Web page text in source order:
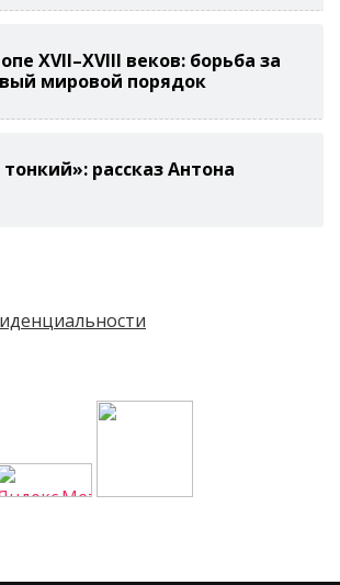
XVII–XVIII веков: борьба за
мировой порядок
рассказ Антона